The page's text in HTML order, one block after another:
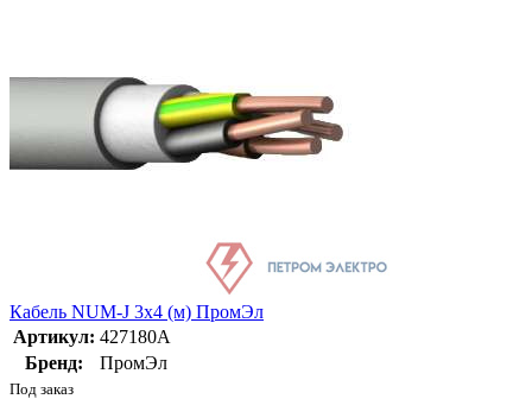
Кабель NUM-J 3х4 (м) ПромЭл
Артикул: 427180А
Бренд:
ПромЭл
Под заказ